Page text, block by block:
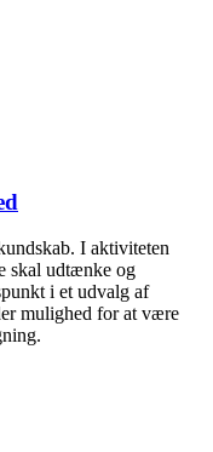
I aktiviteten
skal udtænke og
i et udvalg af
mulighed for at være